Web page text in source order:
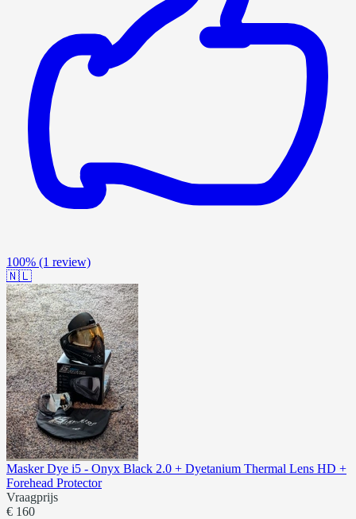
100% (1 review)
🇳🇱
Masker Dye i5 - Onyx Black 2.0 + Dyetanium Thermal Lens HD +
Forehead Protector
Vraagprijs
€ 160